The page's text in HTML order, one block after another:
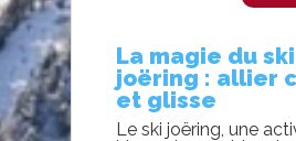
La magie du ski
joëring : allier
et glisse
Le ski joëring, une